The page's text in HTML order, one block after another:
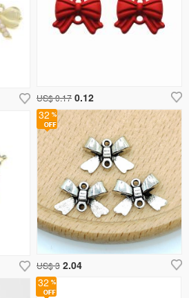
32
US$ 3 2.04
US$ 0.17 0.12
32